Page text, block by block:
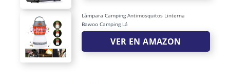
Lámpara Camping Antimosquitos Linterna
Bawoo Camping Lá
VER EN AMAZON